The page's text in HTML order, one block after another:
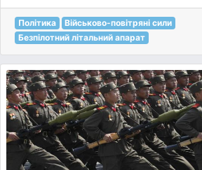
Політика
Військово-повітряні сили
Безпілотний літальний апарат